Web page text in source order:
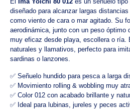
diseñado para alcanzar largas
como viento de cara o mar agitado. Su
aerodinámica, junto con un peso óptimo
muy eficaz desde playa, escollera o ría.
naturales y llamativos, perfecto para
sardinas o lanzones.
✅ Señuelo hundido para pesca a larga
✅ Movimiento rolling & wobbling muy
✅ Color 012 con acabado brillante y
✅ Ideal para lubinas, jureles y peces